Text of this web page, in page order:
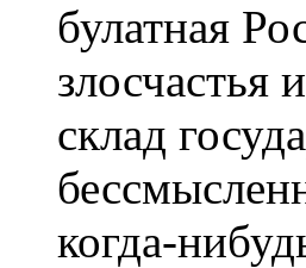
булатная
склад
когда-